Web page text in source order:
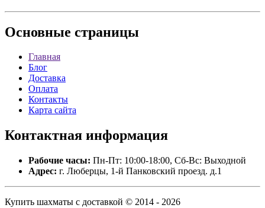
Основные страницы
Главная
Блог
Доставка
Оплата
Контакты
Карта сайта
Контактная информация
Рабочие часы: Пн-Пт: 10:00-18:00, Сб-Вс: Выходной
Адрес: г. Люберцы, 1-й Панковский проезд. д.1
Купить шахматы с доставкой © 2014 - 2026